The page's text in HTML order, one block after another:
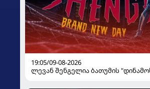
19:05/09-08-2026
ლევან შენგელია ბათუმის